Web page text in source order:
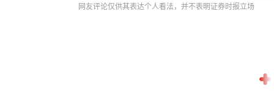
网友评论仅供其表达个人看法，并不表明证券时报立场